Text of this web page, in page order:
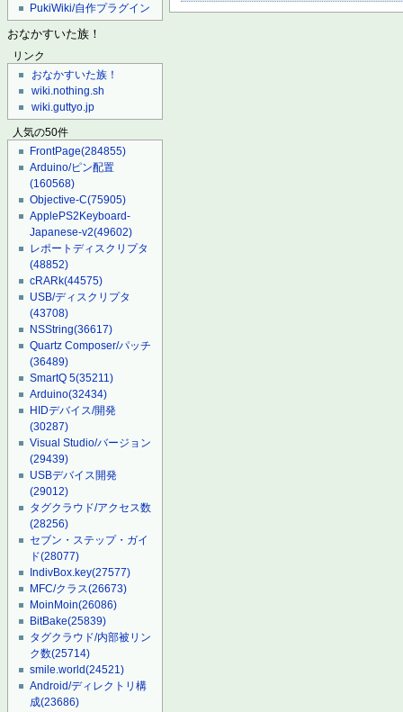
PukiWiki/自作プラグイン
おなかすいた族！
リンク
おなかすいた族！
wiki.nothing.sh
wiki.guttyo.jp
人気の50件
FrontPage(284855)
Arduino/ピン配置
(160568)
Objective-C(75905)
ApplePS2Keyboard-
Japanese-v2(49602)
レポートディスクリプタ
(48852)
cRARk(44575)
USB/ディスクリプタ
(43708)
NSString(36617)
Quartz Composer/パッチ
(36489)
SmartQ 5(35211)
Arduino(32434)
HIDデバイス/開発
(30287)
Visual Studio/バージョン
(29439)
USBデバイス開発
(29012)
タグクラウド/アクセス数
(28256)
セブン・ステップ・ガイ
ド(28077)
IndivBox.key(27577)
MFC/クラス(26673)
MoinMoin(26086)
BitBake(25839)
タグクラウド/内部被リン
ク数(25714)
smile.world(24521)
Android/ディレクトリ構
成(23686)